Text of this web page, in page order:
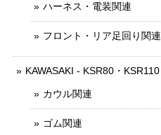
ハーネス・電装関連
フロント・リア足回り関連
KAWASAKI - KSR80・KSR110
カウル関連
ゴム関連